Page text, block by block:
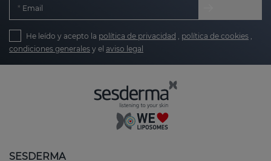
estimulando el proceso natural de renovación
celular.
reduciendo la
apariencia de marcas rugosas o abultadas.
minimizando las marcas de
hiperpigmentación o enrojecimiento.
Email
He leído y acepto la política de privacidad , política de cookies ,
condiciones generales y el aviso legal
SESDERMA